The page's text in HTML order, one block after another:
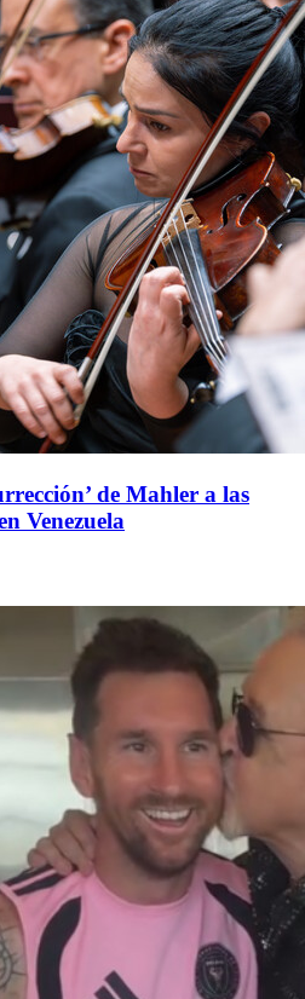
de Mahler a las
Venezuela